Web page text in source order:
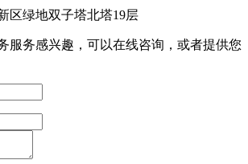
区绿地双子塔北塔19层
服务感兴趣，可以在线咨询，或者提供您